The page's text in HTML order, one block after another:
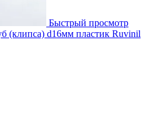
Быстрый просмотр
(клипса) d16мм пластик Ruvinil